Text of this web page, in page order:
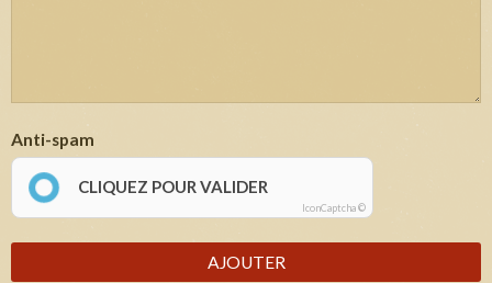
Anti-spam
CLIQUEZ POUR VALIDER
IconCaptcha ©
AJOUTER